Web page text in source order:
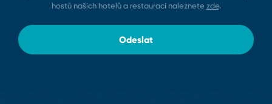
hostů našich hotelů a restaurací naleznete zde.
Odeslat